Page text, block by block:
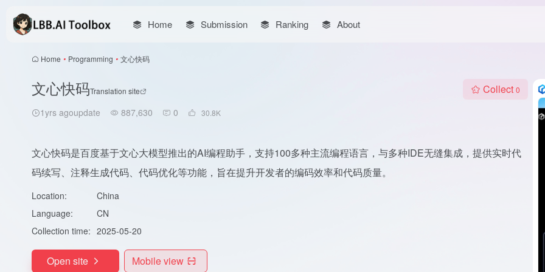
Home Submission Ranking About
Home • Programming • 文心快码
文心快码Translation site
1yrs agoupdate 887,630 0 30.8K
Collect 0
文心快码是百度基于文心大模型推出的AI编程助手，支持100多种主流编程语言，与多种IDE无缝集成，提供实时代
码续写、注释生成代码、代码优化等功能，旨在提升开发者的编码效率和代码质量。
Location:
China
Language:
CN
Collection time: 2025-05-20
Open site Mobile view